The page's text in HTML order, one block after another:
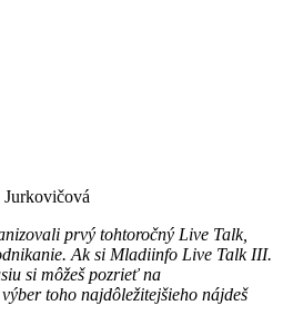
prvý tohtoročný Live Talk,
Ak si Mladiinfo Live Talk III.
si môžeš pozrieť na
výber toho najdôležitejšieho nájdeš